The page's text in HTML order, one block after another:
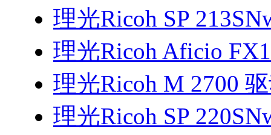
理光Ricoh SP
理光Ricoh Aficio
理光Ricoh M 2700
理光Ricoh SP